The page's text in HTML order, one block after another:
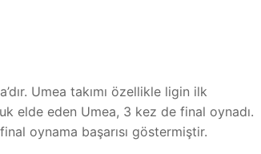
Umea takımı özellikle ligin ilk
elde eden Umea, 3 kez de final oynadı.
oynama başarısı göstermiştir.